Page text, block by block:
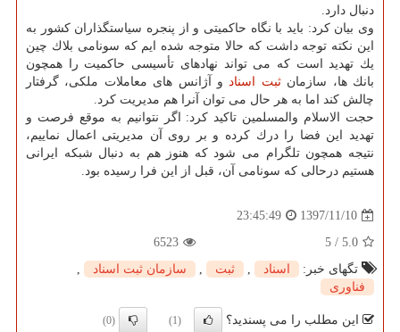
دنبال دارد.
وی بیان كرد: باید با نگاه حاكمیتی و از پنجره سیاستگذاران كشور به
این نكته توجه داشت كه حالا متوجه شده ایم كه سونامی بلاك چین
یك تهدید است كه می تواند نهادهای تأسیسی حاكمیت را همچون
بانك ها، سازمانثبت اسناد و آژانس های معاملات ملكی، گرفتار
چالش كند اما به هر حال می توان آنرا هم مدیریت كرد.
حجت الاسلام والمسلمین تاكید كرد: اگر نتوانیم به موقع فرصت و
تهدید این فضا را درك كرده و بر روی آن مدیریتی اعمال نماییم،
نتیجه همچون تلگرام می شود كه هنوز هم به دنبال شبكه ایرانی
هستیم درحالی كه سونامی آن، قبل از این فرا رسیده بود.
1397/11/10
23:45:49
5.0
/
5
6523
تگهای خبر:
اسناد , ثبت , سازمان ثبت اسناد
,
فناوری
این مطلب را می پسندید؟ (1)
(0)